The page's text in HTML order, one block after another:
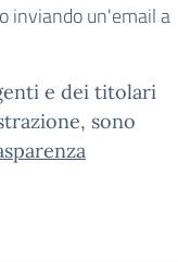
inviando un'email a
e dei titolari
sono